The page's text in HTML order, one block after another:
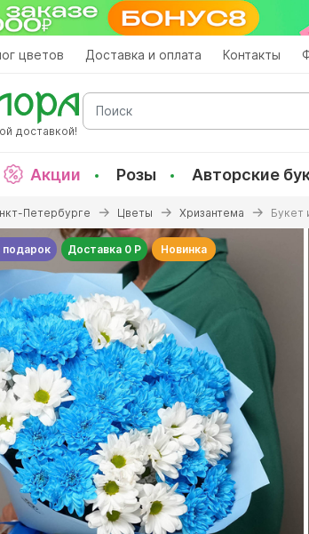
цветов Доставка и оплата Контакты
доставкой!
Поиск
Акции Розы Авторские
Петербурге Цветы Хризантема Букет
подарок Доставка 0 Р Новинка